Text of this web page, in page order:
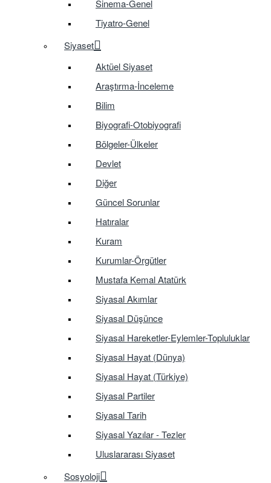
Sinema-Genel
Tiyatro-Genel
Siyaset
Aktüel Siyaset
Araştırma-İnceleme
Bilim
Biyografi-Otobiyografi
Bölgeler-Ülkeler
Devlet
Diğer
Güncel Sorunlar
Hatıralar
Kuram
Kurumlar-Örgütler
Mustafa Kemal Atatürk
Siyasal Akımlar
Siyasal Düşünce
Siyasal Hareketler-Eylemler-Topluluklar
Siyasal Hayat (Dünya)
Siyasal Hayat (Türkiye)
Siyasal Partiler
Siyasal Tarih
Siyasal Yazılar - Tezler
Uluslararası Siyaset
Sosyoloji